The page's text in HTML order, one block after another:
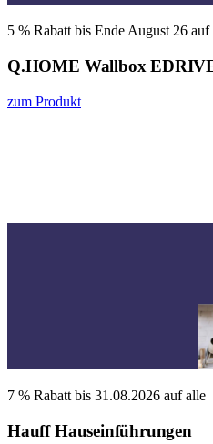
5 % Rabatt bis Ende August 26 auf
Q.HOME Wallbox
zum Produkt
7 % Rabatt bis 31.08.2026 auf alle
Hauff Hauseinführungen